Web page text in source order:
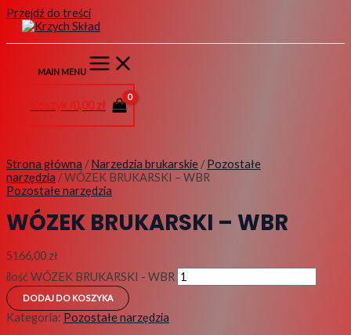
Przejdź do treści
MAIN MENU
Koszyk /0,00 zł
Strona główna /Narzedzia brukarskie /Pozostałe
narzędzia / WÓZEK BRUKARSKI – WBR
Pozostałe narzędzia
WÓZEK BRUKARSKI – WBR
5166,00 zł
ilość WÓZEK BRUKARSKI - WBR
DODAJ DO KOSZYKA
Kategoria: Pozostałe narzędzia